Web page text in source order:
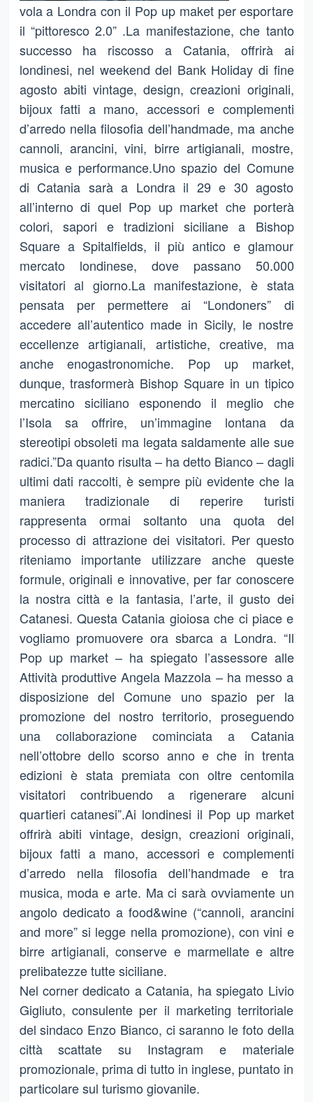
vola a Londra con il Pop up maket per esportare
il “pittoresco 2.0” .La manifestazione, che tanto
successo ha riscosso a Catania, offrirà ai
londinesi, nel weekend del Bank Holiday di fine
agosto abiti vintage, design, creazioni originali,
bijoux fatti a mano, accessori e complementi
d’arredo nella filosofia dell’handmade, ma anche
cannoli, arancini, vini, birre artigianali, mostre,
musica e performance.Uno spazio del Comune
di Catania sarà a Londra il 29 e 30 agosto
all’interno di quel Pop up market che porterà
colori, sapori e tradizioni siciliane a Bishop
Square a Spitalfields, il più antico e glamour
mercato londinese, dove passano 50.000
visitatori al giorno.La manifestazione, è stata
pensata per permettere ai “Londoners” di
accedere all’autentico made in Sicily, le nostre
eccellenze artigianali, artistiche, creative, ma
anche enogastronomiche. Pop up market,
dunque, trasformerà Bishop Square in un tipico
mercatino siciliano esponendo il meglio che
l’Isola sa offrire, un’immagine lontana da
stereotipi obsoleti ma legata saldamente alle sue
radici.”Da quanto risulta – ha detto Bianco – dagli
ultimi dati raccolti, è sempre più evidente che la
maniera tradizionale di reperire turisti
rappresenta ormai soltanto una quota del
processo di attrazione dei visitatori. Per questo
riteniamo importante utilizzare anche queste
formule, originali e innovative, per far conoscere
la nostra città e la fantasia, l’arte, il gusto dei
Catanesi. Questa Catania gioiosa che ci piace e
vogliamo promuovere ora sbarca a Londra. “Il
Pop up market – ha spiegato l’assessore alle
Attività produttive Angela Mazzola – ha messo a
disposizione del Comune uno spazio per la
promozione del nostro territorio, proseguendo
una collaborazione cominciata a Catania
nell’ottobre dello scorso anno e che in trenta
edizioni è stata premiata con oltre centomila
visitatori contribuendo a rigenerare alcuni
quartieri catanesi”.Ai londinesi il Pop up market
offrirà abiti vintage, design, creazioni originali,
bijoux fatti a mano, accessori e complementi
d’arredo nella filosofia dell’handmade e tra
musica, moda e arte. Ma ci sarà ovviamente un
angolo dedicato a food&wine (“cannoli, arancini
and more” si legge nella promozione), con vini e
birre artigianali, conserve e marmellate e altre
prelibatezze tutte siciliane.
Nel corner dedicato a Catania, ha spiegato Livio
Gigliuto, consulente per il marketing territoriale
del sindaco Enzo Bianco, ci saranno le foto della
città scattate su Instagram e materiale
promozionale, prima di tutto in inglese, puntato in
particolare sul turismo giovanile.